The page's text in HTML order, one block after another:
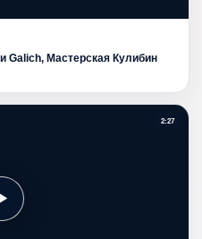
Galich, Мастерская Кулибин
2:27